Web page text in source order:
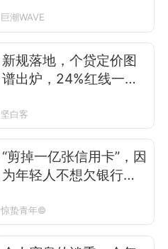
巨潮WAVE
新规落地，个贷定价图
谱出炉，24%红线一统
现？
坚白客
“剪掉一亿张信用卡”，因
为年轻人不想欠银行钱
惊蛰青年©